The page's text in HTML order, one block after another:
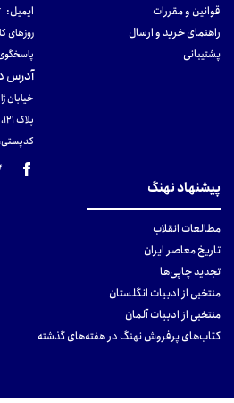
قوانین و مقررات
راهنمای خرید و ارسال
پشتیبانی
ایمیل:
روزهای کاری
آدرس
خیابان
پلاک 121، واحد ۴.
کدپستی: 131465433۶
پیشنهاد نهنگ
مطالعات انقلاب
تاریخ معاصر ایران
تجدید چاپی‌ها
منتخبی از ادبیات انگلستان
منتخبی از ادبیات آلمان
کتاب‌های پرفروش نهنگ در هفته‌های گذشته